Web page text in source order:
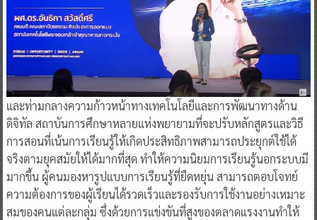
และท่ามกลางความก้าวหน้าทางเทคโนโลยีและการพัฒนาทางด้าน
ดิจิทัล สถาบันการศึกษาหลายแห่งพยายามที่จะปรับหลักสูตรและวิธี
การสอนที่เน้นการเรียนรู้ให้เกิดประสิทธิภาพสามารถประยุกต์ใช้ได้
จริงตามยุคสมัยให้ได้มากที่สุด ทำให้ความนิยมการเรียนรู้นอกระบบมี
มากขึ้น ผู้คนมองหารูปแบบการเรียนรู้ที่ยืดหยุ่น สามารถตอบโจทย์
ความต้องการของผู้เรียนได้รวดเร็วและรองรับการใช้งานอย่างเหมาะ
สมของคนแต่ละกลุ่ม ซึ่งด้วยการแข่งขันที่สูงของตลาดแรงงานทำให้